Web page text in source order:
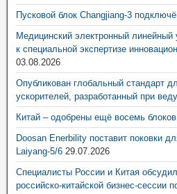
Пусковой блок Changjiang-3
Медицинский электронный
к специальной экспертизе
03.08.2026
Опубликован глобальный стандарт
ускорителей, разработанный при
Китай – одобрены ещё восемь блоков
Doosan Enerbility поставит поковки
Laiyang-5/6 29.07.2026
Специалисты России и Китая
российско-китайской бизнес-сессии